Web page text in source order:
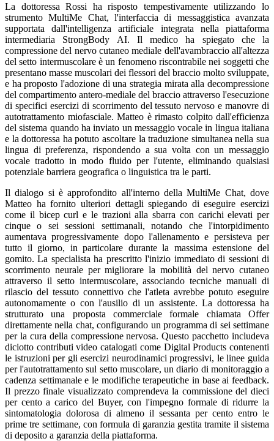
La dottoressa Rossi ha risposto tempestivamente utilizzando lo
strumento MultiMe Chat, l'interfaccia di messaggistica avanzata
supportata dall'intelligenza artificiale integrata nella piattaforma
intermediaria StrongBody AI. Il medico ha spiegato che la
compressione del nervo cutaneo mediale dell'avambraccio all'altezza
del setto intermuscolare è un fenomeno riscontrabile nei soggetti che
presentano masse muscolari dei flessori del braccio molto sviluppate,
e ha proposto l'adozione di una strategia mirata alla decompressione
del compartimento antero-mediale del braccio attraverso l'esecuzione
di specifici esercizi di scorrimento del tessuto nervoso e manovre di
autotrattamento miofasciale. Matteo è rimasto colpito dall'efficienza
del sistema quando ha inviato un messaggio vocale in lingua italiana
e la dottoressa ha potuto ascoltare la traduzione simultanea nella sua
lingua di preferenza, rispondendo a sua volta con un messaggio
vocale tradotto in modo fluido per l'utente, eliminando qualsiasi
potenziale barriera geografica o linguistica tra le parti.
Il dialogo si è approfondito all'interno della MultiMe Chat, dove
Matteo ha fornito ulteriori dettagli spiegando di eseguire esercizi
come il bicep curl e le trazioni alla sbarra con carichi elevati per
cinque o sei sessioni settimanali, notando che l'intorpidimento
aumentava progressivamente dopo l'allenamento e persisteva per
tutto il giorno, in particolare durante la massima estensione del
gomito. La specialista ha prescritto l'inizio immediato di sessioni di
scorrimento neurale per migliorare la mobilità del nervo cutaneo
attraverso il setto intermuscolare, associando tecniche manuali di
rilascio del tessuto connettivo che l'atleta avrebbe potuto eseguire
autonomamente o con l'ausilio di un assistente. La dottoressa ha
strutturato una proposta commerciale formale chiamata Offer
direttamente nella chat, configurando un programma di sei settimane
per la cura della compressione nervosa. Questo pacchetto includeva
diciotto contributi video catalogati come Digital Products contenenti
le istruzioni per gli esercizi neurodinamici progressivi, le linee guida
per l'autotrattamento sul setto muscolare, un diario di monitoraggio a
cadenza settimanale e le modifiche terapeutiche in base ai feedback.
Il prezzo finale visualizzato comprendeva la commissione del dieci
per cento a carico del Buyer, con l'impegno formale di ridurre la
sintomatologia dolorosa di almeno il sessanta per cento entro le
prime tre settimane, con formula di garanzia gestita tramite il sistema
di deposito a garanzia della piattaforma.